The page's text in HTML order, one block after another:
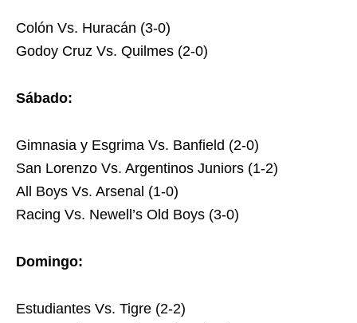
Colón Vs. Huracán (3-0)
Godoy Cruz Vs. Quilmes (2-0)
Sábado:
Gimnasia y Esgrima Vs. Banfield (2-0)
San Lorenzo Vs. Argentinos Juniors (1-2)
All Boys Vs. Arsenal (1-0)
Racing Vs. Newell’s Old Boys (3-0)
Domingo:
Estudiantes Vs. Tigre (2-2)